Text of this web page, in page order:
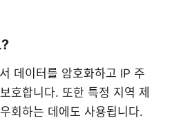
데이터를 암호화하고 IP 주
호합니다. 또한 특정 지역 제
회하는 데에도 사용됩니다.